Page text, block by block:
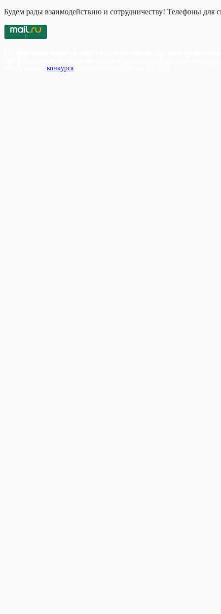
Будем рады взаимодействию и сотрудничеству! Телефоны для
конкурса